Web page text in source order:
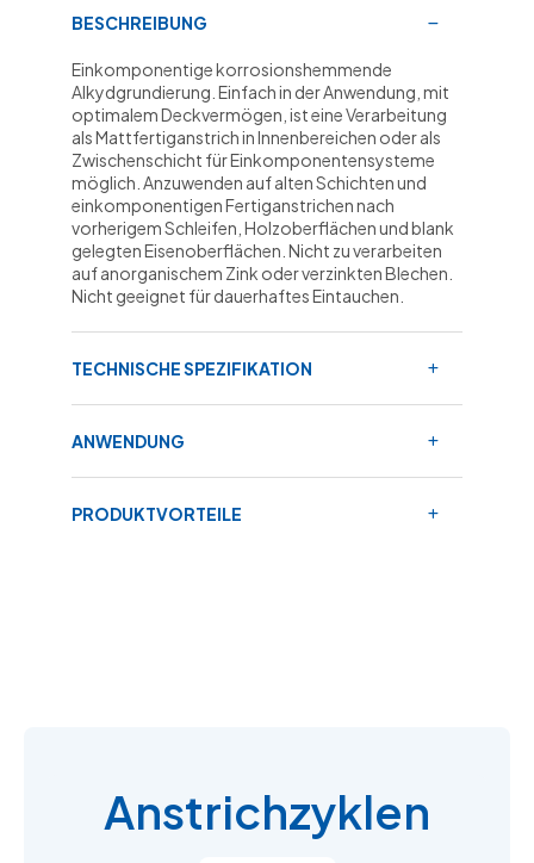
BESCHREIBUNG
Einkomponentige korrosionshemmende
Alkydgrundierung. Einfach in der Anwendung, mit
optimalem Deckvermögen, ist eine Verarbeitung
als Mattfertiganstrich in Innenbereichen oder als
Zwischenschicht für Einkomponentensysteme
möglich. Anzuwenden auf alten Schichten und
einkomponentigen Fertiganstrichen nach
vorherigem Schleifen, Holzoberflächen und blank
gelegten Eisenoberflächen. Nicht zu verarbeiten
auf anorganischem Zink oder verzinkten Blechen.
Nicht geeignet für dauerhaftes Eintauchen.
TECHNISCHE SPEZIFIKATION
ANWENDUNG
PRODUKTVORTEILE
Anstrichzyklen